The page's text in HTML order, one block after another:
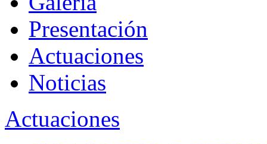
Presentación
Actuaciones
Noticias
Actuaciones